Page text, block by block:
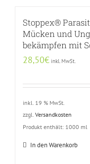
Stoppex®
Mücken und
bekämpfen mit
28,50€ inkl. MwSt.
inkl. 19 % MwSt.
zzgl. Versandkosten
Produkt enthält: 1000 ml
In den Warenkorb